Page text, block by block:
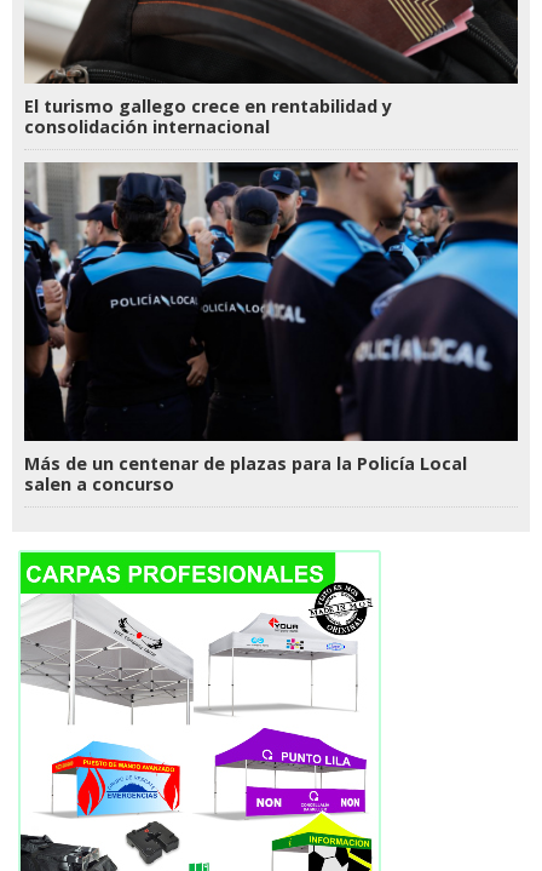
El turismo gallego crece en rentabilidad y
consolidación internacional
Más de un centenar de plazas para la Policía Local
salen a concurso